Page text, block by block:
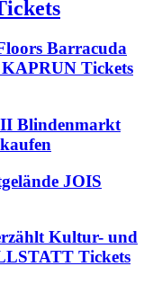
Barracuda
Tickets
II Blindenmarkt
JOIS
Kultur- und
Tickets